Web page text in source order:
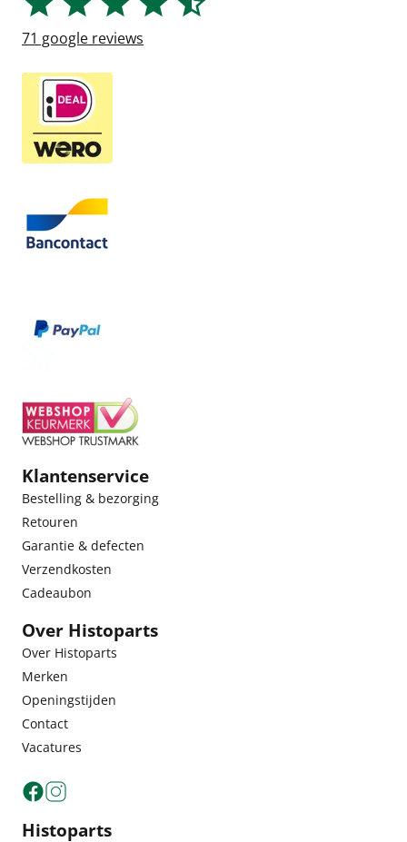
71 google reviews
Klantenservice
Bestelling & bezorging
Retouren
Garantie & defecten
Verzendkosten
Cadeaubon
Over Histoparts
Over Histoparts
Merken
Openingstijden
Contact
Vacatures
Histoparts